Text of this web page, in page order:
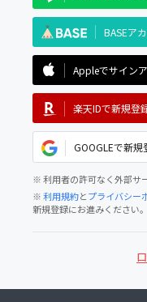
BASEア
Appleでサイン
楽天IDで新規登
GOOGLEで新規
※ 利用者の許可なく外部サ
※利用規約とプライバシー
新規登録にお進みください。